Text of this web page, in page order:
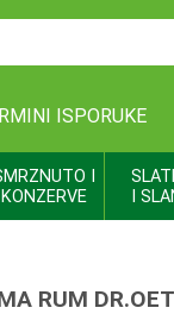
ISPORUKE
I
KONZERVE
I
RUM